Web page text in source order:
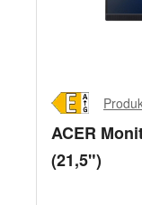
ACER
(21,5")